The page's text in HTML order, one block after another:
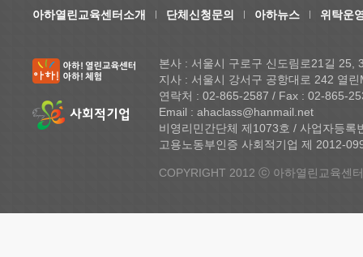
아하열린교육센터소개 단체신청문의 아하뉴스 위탁운
본사 : 서울시 구로구 신도림로21길 25,
지사 : 서울시 강서구 공항대로 242 열
연락처 : 02-865-2587 / Fax : 02-865-
Email : ahaclass@hanmail.net
비영리민간단체 제1073호 / 사업자등록
고용노동부인증 사회적기업 제 2012-
COPYRIGHT 2012 ⓒ 아하열린교육센